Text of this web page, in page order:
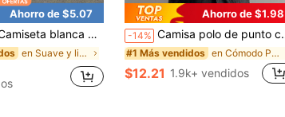
Ahorro de $5.07
blanca de algodón para hombre LIMITLESS - Estilo urbano Y2K único con mensaje de autoafirmación empoderador, diseño gráfico llamativo y cita inspiradora.
en Suave y ligero Camisetas de hombre
Ahorro de $1.98
-14% Camisa polo de punto con cuello de avión acanalado para hombre, manga corta, moda de verano, casual elegante
#1 Más vendidos en Cómodo Polos para hombre
$12.21 1.9k+ vendidos